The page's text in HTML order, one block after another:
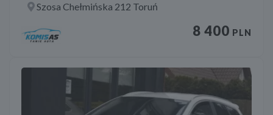
Szosa Chełmińska 212 Toruń
8 400 PLN